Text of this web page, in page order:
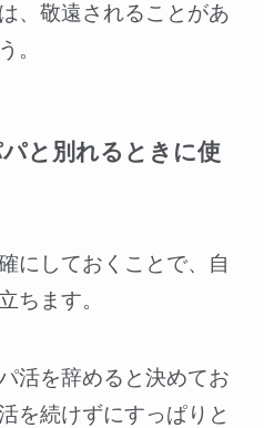
、敬遠されることがあ
。
と別れるときに使
にしておくことで、自
ちます。
活を辞めると決めてお
を続けずにすっぱりと